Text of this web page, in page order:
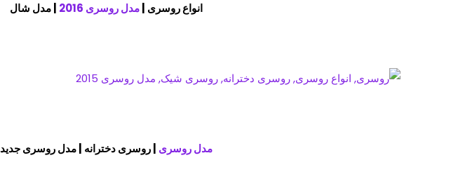
انواع روسری |مدل روسری 2016 | مدل شال
مدل روسری | روسری دخترانه | مدل روسری جدید